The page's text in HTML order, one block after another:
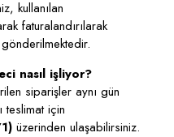
kullanılan
faturalandırılarak
nasıl işliyor?
siparişler aynı gün
teslimat için
üzerinden ulaşabilirsiniz.